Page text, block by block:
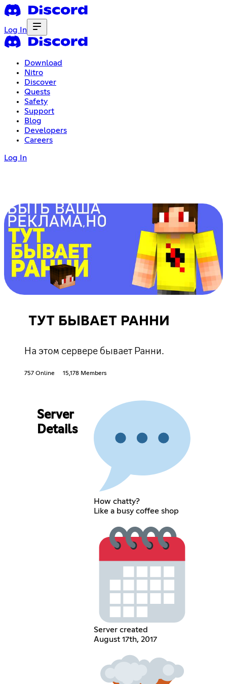
Log In
Download
Nitro
Discover
Quests
Safety
Support
Blog
Developers
Careers
Log In
ТУТ БЫВАЕТ РАННИ
На этом сервере бывает Ранни.
757 Online 15,178 Members
Server
Details
How chatty?
Like a busy coffee shop
Server created
August 17th, 2017